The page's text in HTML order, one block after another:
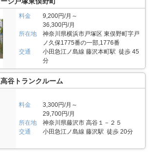
月分の使用料と事務手数料（月額使用料の1ヶ月
期によって新規ご契約者様限定のキャンペーンな
トランクルームから電話やメールにてお気軽
室以
している株式会社加瀬倉庫。その店舗開発や運営
を感じた。特に値付けについては、他社を意識する
る膨大な顧客データを分析し、出店地のマーケティ
ンを自社で開発するほか、月約10店舗の出店ペ
量に発注できるメリットを活かして価格を抑えて
の姿勢を徹底することで、自社の製品力を高めな
ムは同じエリアの中でも、リーズナブルな価格で提
。お客様目線の運営は価格にとどまらず、荷物の搬
撤退時には処分など、お客様のご要望に応じて対応
している。知人が首都圏でトランクルームの利用を
株式会社加瀬倉庫のトランクルームの利用を勧めよ
。 新耐震基準をクリアし、24時
万全のセキュリティ体制を整えています。空調・
ので、湿気や埃対策もできておりお客様の大切な荷
客様ファーストを考えた契約フローになっていま
ス張りにしているので、中の様子を見ていただき、
ただければ、翌日からご利用が可能です。お得な
っており、昔は6ヶ月使用していただくお客様は3
今はまずは使っていただきたいという想いから、
キャンペーンを適用しています。月額の費用感も
ているので、安心してご利用いただけます。 編
？」という質問に対し、同社の代表の木村氏はこう
参考にしていない。自社の物件でお客様にご成約い
とに設定することで、本当にお客様が利用しやすい
結果、自社の製品力を高めながら同社のトランクル
も、約2割ほど安い価格で提供できているのだと言
聞くと、「衣類やゴルフ用品など専門分野に特化し
ニやランドリー併設店舗などを作りたい」「セキ
料金
9,200円/月～
36,300円/月
所在地
神奈川県横浜市戸塚区 東俣野町字戸
ノ久保1775番の一部,1776番
交通
小田急江ノ島線 藤沢本町駅 徒歩 45
分
谷トランクルーム
料金
3,300円/月～
29,700円/月
所在地
神奈川県藤沢市 高谷１－２５
交通
小田急江ノ島線 藤沢駅 徒歩 20分